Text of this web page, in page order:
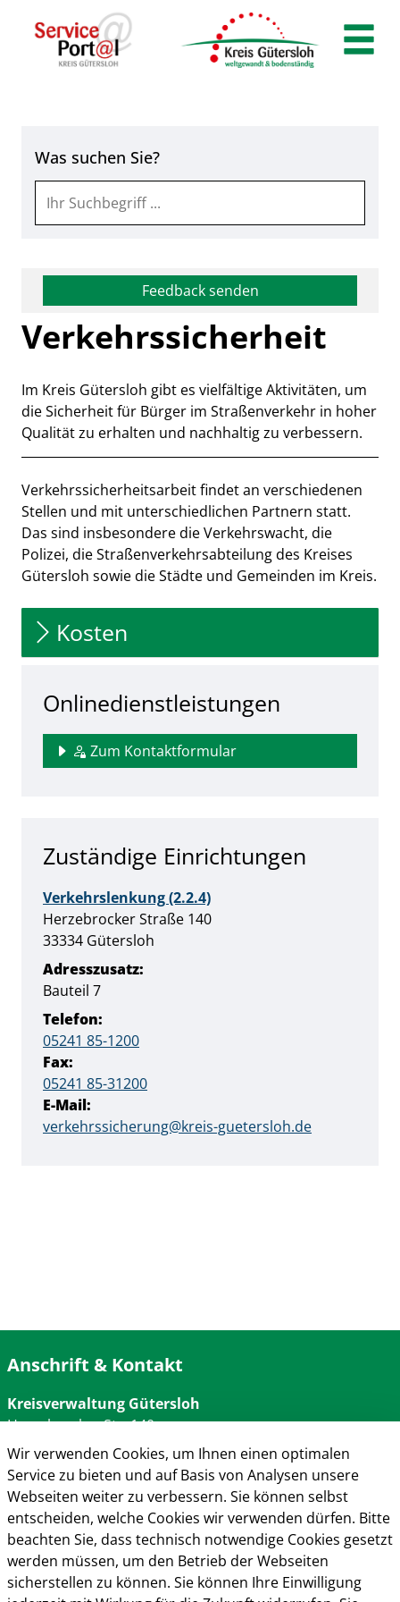
Zum Hauptinhalt springen
Zum Hauptinhalt
Was suchen Sie?
Feedback senden
Verkehrssicherheit
Kurzbeschreibung
Im Kreis Gütersloh gibt es vielfältige Aktivitäten, um
die Sicherheit für Bürger im Straßenverkehr in hoher
Qualität zu erhalten und nachhaltig zu verbessern.
Beschreibung
Verkehrssicherheitsarbeit findet an verschiedenen
Stellen und mit unterschiedlichen Partnern statt.
Das sind insbesondere die Verkehrswacht, die
Polizei, die Straßenverkehrsabteilung des Kreises
Gütersloh sowie die Städte und Gemeinden im Kreis.
Kosten
Onlinedienstleistungen
Zum Kontaktformular
Zuständige Einrichtungen
Verkehrslenkung (2.2.4)
Straße:
Herzebrocker Straße Hausnummer:
140
PLZ:
33334 Ort:
Gütersloh
Adresszusatz:
Bauteil 7
Telefon:
05241 85-1200
Fax:
05241 85-31200
E-Mail:
verkehrssicherung@kreis-guetersloh.de
Anschrift & Kontakt
Kreisverwaltung Gütersloh
Herzebrocker Str. 140
33334 Gütersloh
Tel.: 05241 85-0
Mail:kreisverwaltung@kreis-guetersloh.de
Web:www.kreis-guetersloh.de
Info
Impressum
Datenschutz
Wir verwenden Cookies, um Ihnen einen optimalen
Service zu bieten und auf Basis von Analysen unsere
Webseiten weiter zu verbessern. Sie können selbst
entscheiden, welche Cookies wir verwenden dürfen. Bitte
beachten Sie, dass technisch notwendige Cookies gesetzt
werden müssen, um den Betrieb der Webseiten
sicherstellen zu können. Sie können Ihre Einwilligung